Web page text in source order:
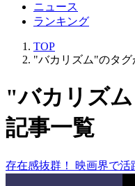
ニュース
ランキング
TOP
"バカリズム"のタ
"バカリズ
記事一覧
存在感抜群！ 映画界で